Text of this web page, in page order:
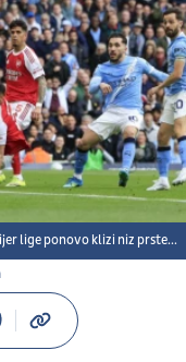
lige ponovo klizi niz prste...